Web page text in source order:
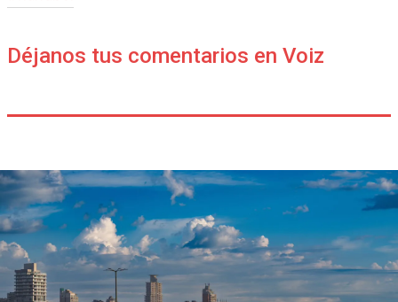
Déjanos tus comentarios en Voiz